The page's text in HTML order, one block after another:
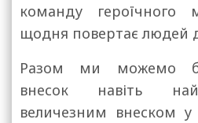
команду героїчного
щодня повертає людей
Разом ми можемо
внесок навіть
величезним внеском у